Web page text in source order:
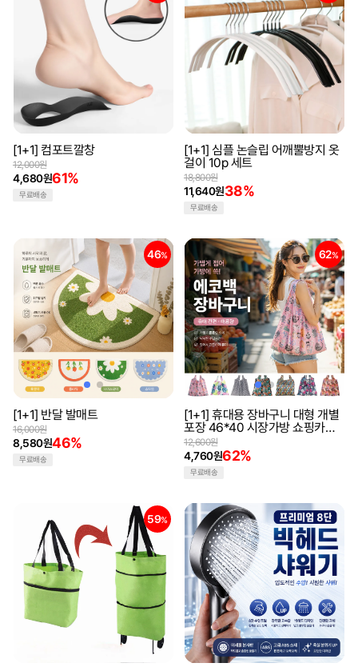
[1+1] 컴포트깔창
4,680원61%
12,000원
무료배송
[1+1] 심플 논슬립 어깨뿔방지 옷
걸이 10p 세트
11,640원38%
18,800원
무료배송
46%
[1+1] 반달 발매트
8,580원46%
16,000원
무료배송
62%
[1+1] 휴대용 장바구니 대형 개별
포장 46*40 시장가방 쇼핑카트
장바구니 에코백 대용량장바구니
보조가방
4,760원62%
12,600원
무료배송
59%